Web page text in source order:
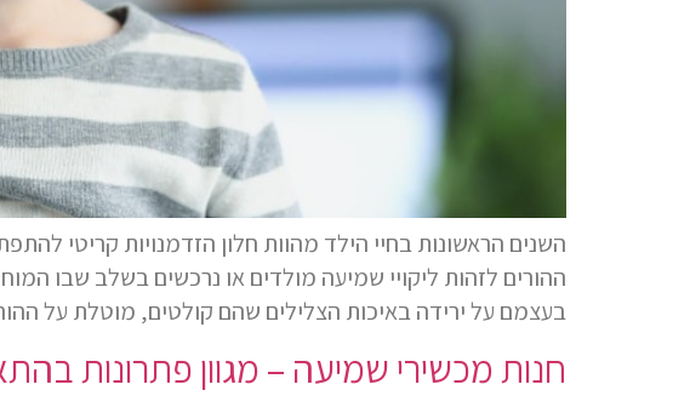
ההורים לזהות ליקויי שמיעה מולדים או נרכשים בשלב שבו
בעצמם על ירידה באיכות הצלילים שהם קולטים, מוטלת על
חנות מכשירי שמיעה – מגוון פתרונות